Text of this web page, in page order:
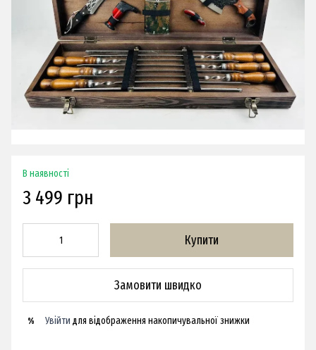
В наявності
3 499 грн
Купити
Замовити швидко
% Увійти для відображення накопичувальної знижки